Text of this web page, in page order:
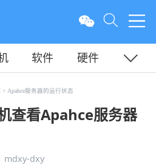
软件
硬件
器
> Apahce服务器的运行状态
查看Apahce服务器
mdxy-dxy